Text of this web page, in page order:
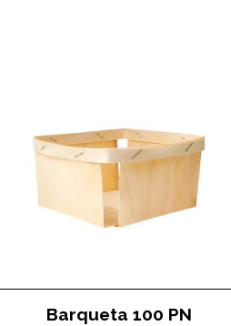
Barqueta 100 PN